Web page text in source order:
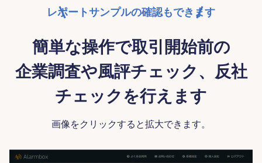
レポートサンプルの確認もできます
簡単な操作で取引開始前の
企業調査や風評チェック、反社
チェックを行えます
画像をクリックすると拡大できます。